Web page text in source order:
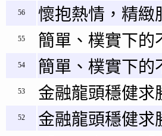
56 懷抱熱情，精緻
55 簡單、樸實下的
54 簡單、樸實下的
53 金融龍頭穩健求
52 金融龍頭穩健求